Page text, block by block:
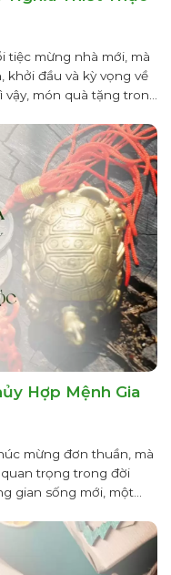
tiệc mừng nhà mới, mà
khởi đầu và kỳ vọng về
món quà tặng trong
Hợp Mệnh Gia
mừng đơn thuần, mà
trọng trong đời
gian sống mới, một